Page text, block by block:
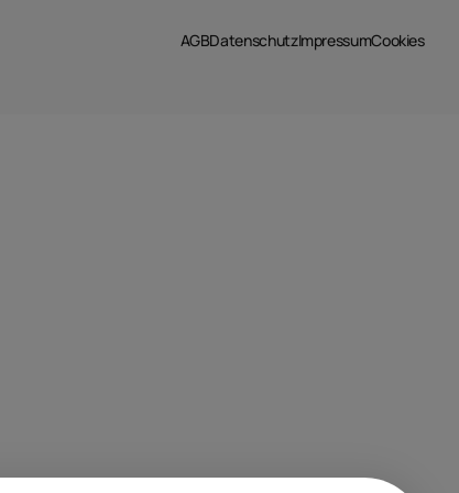
AGBDatenschutzImpressumCookies